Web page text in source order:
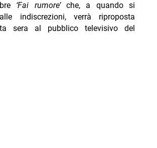
‘Fai rumore’ che, a quando si
indiscrezioni, verrà riproposta
sera al pubblico televisivo del